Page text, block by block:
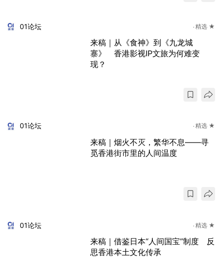
01论坛 精选 ★
来稿｜从《食神》到《九龙城
寨》 香港影视IP文旅为何难变
现？
01论坛 精选 ★
来稿｜烟火不灭，繁华不息——寻
觅香港街市里的人间温度
01论坛 精选 ★
来稿｜借鉴日本“人间国宝”制度 反
思香港本土文化传承